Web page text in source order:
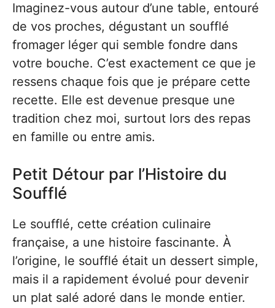
Imaginez-vous autour d’une table, entouré
de vos proches, dégustant un soufflé
fromager léger qui semble fondre dans
votre bouche. C’est exactement ce que je
ressens chaque fois que je prépare cette
recette. Elle est devenue presque une
tradition chez moi, surtout lors des repas
en famille ou entre amis.
Petit Détour par l’Histoire du
Soufflé
Le soufflé, cette création culinaire
française, a une histoire fascinante. À
l’origine, le soufflé était un dessert simple,
mais il a rapidement évolué pour devenir
un plat salé adoré dans le monde entier.